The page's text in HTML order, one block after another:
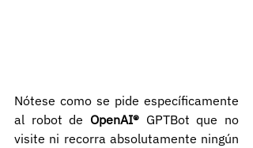
Nótese como se pide específicamente
al robot de OpenAI® GPTBot que no
visite ni recorra absolutamente ningún